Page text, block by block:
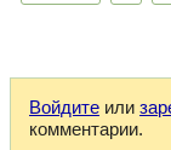
Войдите или
комментарии.